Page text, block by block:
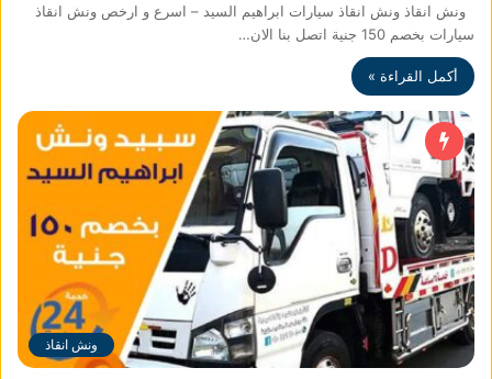
ونش انقاذ ونش انقاذ سيارات ابراهيم السيد – اسرع و ارخص ونش انقاذ
سيارات بخصم 150 جنية اتصل بنا الان…
أكمل القراءة »
ونش انقاذ